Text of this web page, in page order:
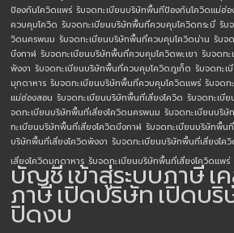
ป้องกันโควิดแพร่ รับจดทะเบียนบริษัทพื้นทีป้องกันโควิดแม่ฮ่อ
ควบคุมโควิด รับจดทะเบียนบริษัทพื้นที่ควบคุมโควิดกระบี่ รับ
วิดนครพนม รับจดทะเบียนบริษัทพื้นที่ควบคุมโควิดน่าน รับจ
บึงกาฬ รับจดทะเบียนบริษัทพื้นที่ควบคุมโควิดพะเยา รับจดท
พังงา รับจดทะเบียนบริษัทพื้นที่ควบคุมโควิดภูเก็ต รับจดทะ
มุกดาหาร รับจดทะเบียนบริษัทพื้นที่ควบคุมโควิดแพร่ รับจดท
แม่ฮ่องสอน รับจดทะเบียนบริษัทพื้นที่เสี่ยงโควิด รับจดทะเบี
จดทะเบียนบริษัทพื้นที่เสี่ยงโควิดนครพนม รับจดทะเบียนบริษั
ทะเบียนบริษัทพื้นที่เสี่ยงโควิดบึงกาฬ รับจดทะเบียนบริษัทพื้นที่
บริษัทพื้นที่เสี่ยงโควิดพังงา รับจดทะเบียนบริษัทพื้นที่เสี่ยงโค
เสี่ยงโควิดมุกดาหาร รับจดทะเบียนบริษัทพื้นที่เสี่ยงโควิดแพร่
บัญชีเข้าสู่ระบบภาษีเ
ภาษีเปิดบริษัทเปิดบริ
ปิดงบ